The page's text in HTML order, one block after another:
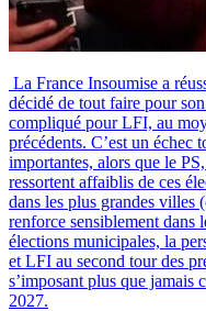
La France Insoumise a
décidé de tout faire pour
compliqué pour LFI, au
précédents. C’est un échec
importantes, alors que le
ressortent affaiblis de ces
dans les plus grandes
renforce sensiblement dans
élections municipales, la
et LFI au second tour des
s’imposant plus que jamais
2027.